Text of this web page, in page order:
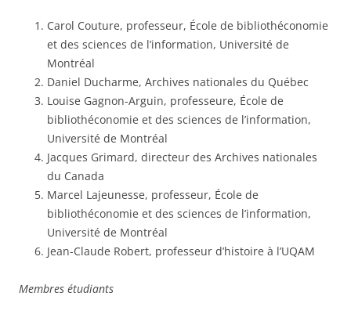
Carol Couture, professeur, École de bibliothéconomie
et des sciences de l’information, Université de
Montréal
Daniel Ducharme, Archives nationales du Québec
Louise Gagnon-Arguin, professeure, École de
bibliothéconomie et des sciences de l’information,
Université de Montréal
Jacques Grimard, directeur des Archives nationales
du Canada
Marcel Lajeunesse, professeur, École de
bibliothéconomie et des sciences de l’information,
Université de Montréal
Jean-Claude Robert, professeur d’histoire à l’UQAM
Membres étudiants